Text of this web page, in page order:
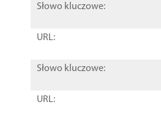
Słowo kluczowe:
URL:
Słowo kluczowe:
URL: